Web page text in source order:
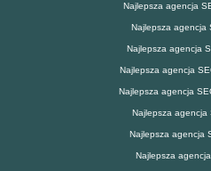
Najlepsza agencja
Najlepsza agencja
Najlepsza agencja
Najlepsza agencja
Najlepsza agencja
Najlepsza agencja
Najlepsza agencja
Najlepsza